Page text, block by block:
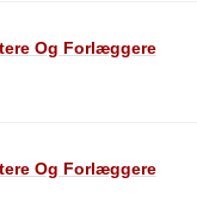
Og Forlæggere
Og Forlæggere